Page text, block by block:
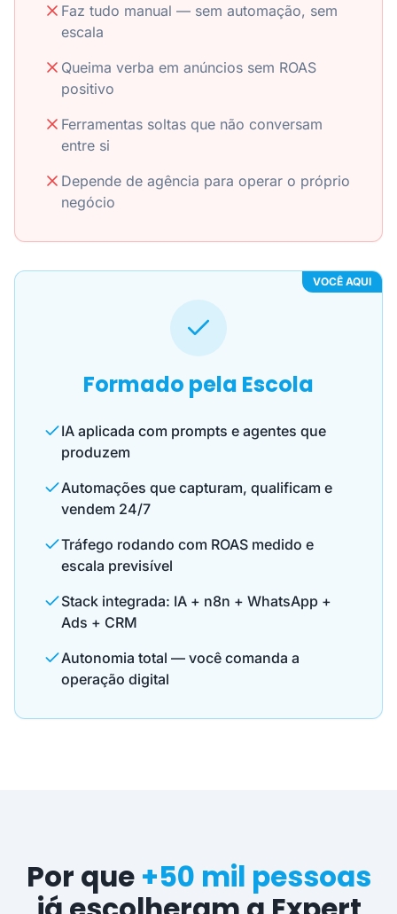
Faz tudo manual — sem automação, sem
escala
Queima verba em anúncios sem ROAS
positivo
Ferramentas soltas que não conversam
entre si
Depende de agência para operar o próprio
negócio
VOCÊ AQUI
Formado pela Escola
IA aplicada com prompts e agentes que
produzem
Automações que capturam, qualificam e
vendem 24/7
Tráfego rodando com ROAS medido e
escala previsível
Stack integrada: IA + n8n + WhatsApp +
Ads + CRM
Autonomia total — você comanda a
operação digital
Por que +50 mil pessoas